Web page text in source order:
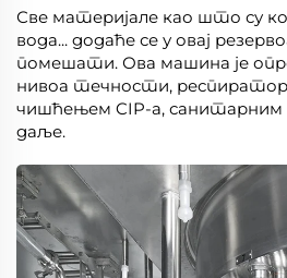
Све материјале као што су
вода... додаће се у овај
помешати. Ова машина је
нивоа течности,
чишћењем CIP-а, санитарним
даље.